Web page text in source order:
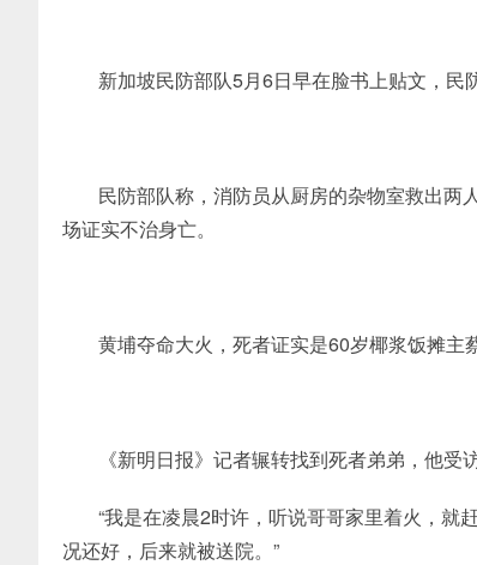
新加坡民防部队5月6日早在脸书上贴文，民
民防部队称，消防员从厨房的杂物室救出两
场证实不治身亡。
黄埔夺命大火，死者证实是60岁椰浆饭摊主
《新明日报》记者辗转找到死者弟弟，他受
“我是在凌晨2时许，听说哥哥家里着火，就
况还好，后来就被送院。”